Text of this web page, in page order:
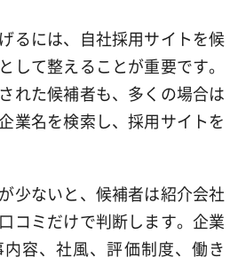
るには、自社採用サイトを候
して整えることが重要です。
れた候補者も、多くの場合は
業名を検索し、採用サイトを
少ないと、候補者は紹介会社
コミだけで判断します。企業
容、社風、評価制度、働き